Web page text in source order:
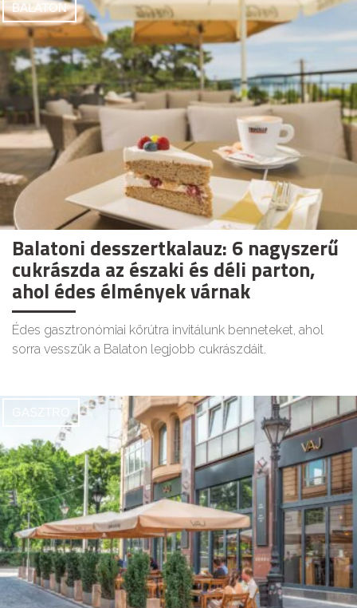
BALATON
Balatoni desszertkalauz: 6 nagyszerű
cukrászda az északi és déli parton,
ahol édes élmények várnak
Édes gasztronómiai körútra invitálunk benneteket, ahol
sorra vesszük a Balaton legjobb cukrászdáit.